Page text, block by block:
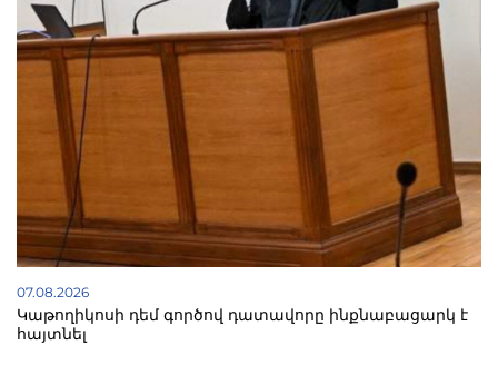
07.08.2026
Կաթողիկոսի դեմ գործով դատավորը ինքնաբացարկ է
հայտնել